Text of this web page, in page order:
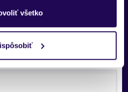
všetko